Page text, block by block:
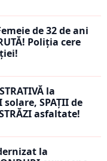
de 32 de ani
Poliția cere
la
SPAȚII de
asfaltate!
la